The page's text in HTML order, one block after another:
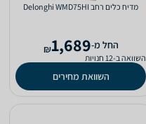
מדיח כלים ‏רחב Delonghi WMD75HI
‫החל מ-1,689
₪
השוואה ב-12 חנויות
השוואת מחירים